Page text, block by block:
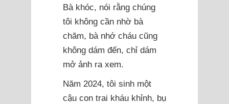
Bà khóc, nói rằng chúng
tôi không cần nhờ bà
chăm, bà nhớ cháu cũng
không dám đến, chỉ dám
mở ảnh ra xem.
Năm 2024, tôi sinh một
cậu con trai kháu khỉnh, bụ